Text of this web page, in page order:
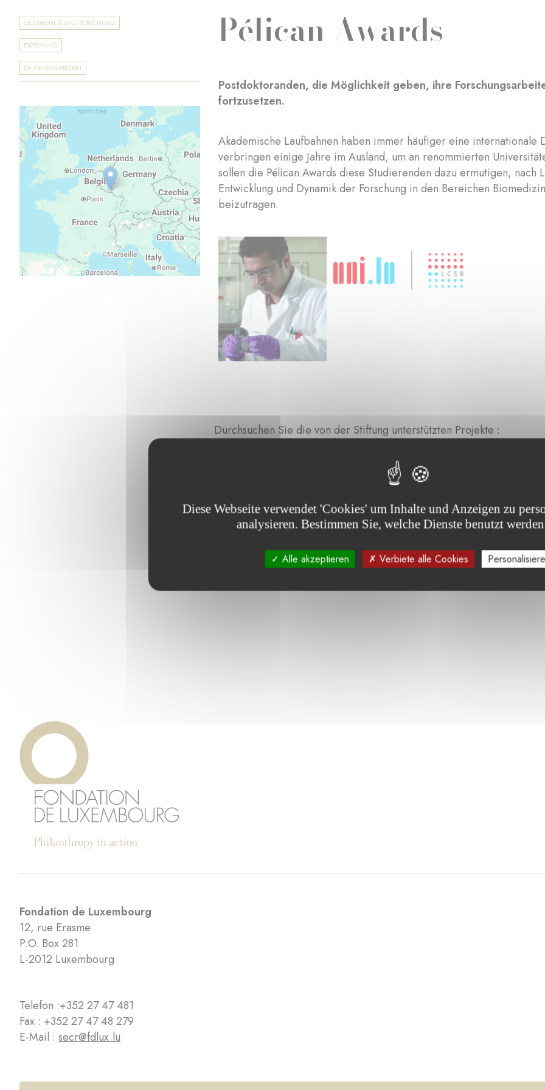
GESUNDHEIT UND FORSCHUNG
ERZIEHUNG
LAUFENDES PROJEKT
Pélican Awards
Postdoktoranden, die Möglichkeit geben, ihre
fortzusetzen.
Akademische Laufbahnen haben immer häufiger eine internationale
verbringen einige Jahre im Ausland, um an renommierten
sollen die Pélican Awards diese Studierenden dazu ermutigen, nach
Entwicklung und Dynamik der Forschung in den Bereichen
beizutragen.
Durchsuchen Sie die von der Stiftung unterstützten Projekte :
Fondation de Luxembourg
12, rue Erasme
P.O. Box 281
L-2012 Luxembourg
Telefon :+352 27 47 481
Fax : +352 27 47 48 279
E-Mail : secr@fdlux.lu
Diese Webseite verwendet 'Cookies' um Inhalte und Anzeigen zu
analysieren. Bestimmen Sie, welche Dienste benutzt
Alle akzeptieren Verbiete alle Cookies